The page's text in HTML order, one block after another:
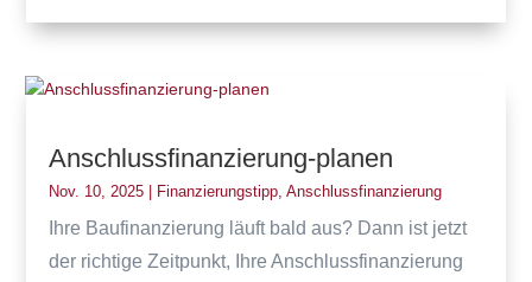
Anschlussfinanzierung-planen
Nov. 10, 2025 Finanzierungstipp ,Anschlussfinanzierung
Ihre Baufinanzierung läuft bald aus? Dann ist jetzt
der richtige Zeitpunkt, Ihre Anschlussfinanzierung